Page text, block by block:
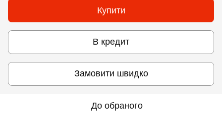
Купити
В кредит
Замовити швидко
До обраного